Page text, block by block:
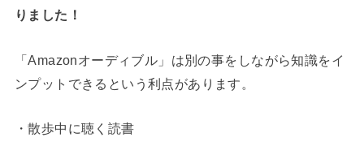
りました！
「Amazonオーディブル」は別の事をしながら知識をイ
ンプットできるという利点があります。
・散歩中に聴く読書